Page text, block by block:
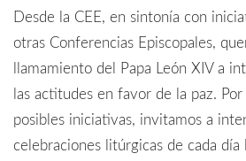
Desde la CEE, en sintonía con
otras Conferencias Episcopales,
llamamiento del Papa León XIV a
las actitudes en favor de la paz.
posibles iniciativas, invitamos a
celebraciones litúrgicas de cada día